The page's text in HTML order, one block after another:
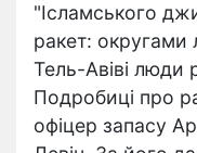
"Ісламського
ракет: округами
Тель-Авіві люди
Подробиці про
офіцер запасу